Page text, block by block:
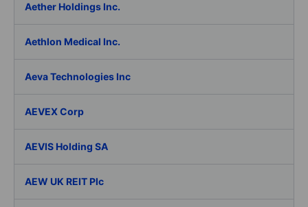
Aether Holdings Inc.
Aethlon Medical Inc.
Aeva Technologies Inc
AEVEX Corp
AEVIS Holding SA
AEW UK REIT Plc